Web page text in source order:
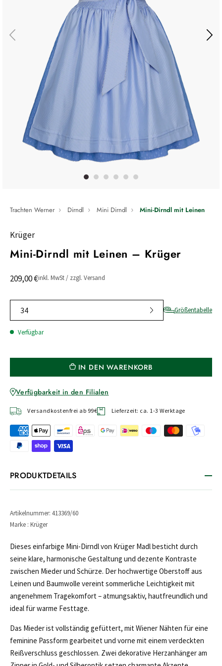
Trachten Werner Dirndl Mini Dirndl Mini-Dirndl mit Leinen
Krüger
Mini-Dirndl mit Leinen – Krüger
209,00 €inkl. MwSt / zzgl. Versand
Größentabelle
34
Verfügbar
IN DEN WARENKORB
Verfügbarkeit in den Filialen
Versandkostenfrei ab 99€ Lieferzeit: ca. 1-3 Werktage
PRODUKTDETAILS
Artikelnummer: 413369/60
Marke : Krüger
Dieses einfarbige Mini-Dirndl von Krüger Madl besticht durch
seine klare, harmonische Gestaltung und dezente Kontraste
zwischen Mieder und Schürze. Der hochwertige Oberstoff aus
Leinen und Baumwolle vereint sommerliche Leichtigkeit mit
angenehmem Tragekomfort – atmungsaktiv, hautfreundlich und
ideal für warme Festtage.
Das Mieder ist vollständig gefüttert, mit Wiener Nähten für eine
feminine Passform gearbeitet und vorne mit einem verdeckten
Reißverschluss geschlossen. Zwei dekorative Herzanhänger am